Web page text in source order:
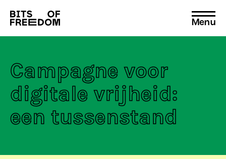
Search
for:
Menu
Campagne voor
digitale vrijheid:
een tussenstand